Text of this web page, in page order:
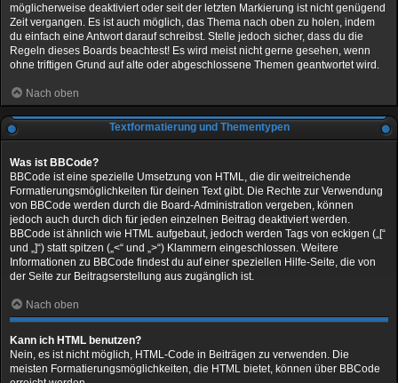
möglicherweise deaktiviert oder seit der letzten Markierung ist nicht genügend
Zeit vergangen. Es ist auch möglich, das Thema nach oben zu holen, indem
du einfach eine Antwort darauf schreibst. Stelle jedoch sicher, dass du die
Regeln dieses Boards beachtest! Es wird meist nicht gerne gesehen, wenn
ohne triftigen Grund auf alte oder abgeschlossene Themen geantwortet wird.
Nach oben
Textformatierung und Thementypen
Was ist BBCode?
BBCode ist eine spezielle Umsetzung von HTML, die dir weitreichende
Formatierungsmöglichkeiten für deinen Text gibt. Die Rechte zur Verwendung
von BBCode werden durch die Board-Administration vergeben, können
jedoch auch durch dich für jeden einzelnen Beitrag deaktiviert werden.
BBCode ist ähnlich wie HTML aufgebaut, jedoch werden Tags von eckigen („[“
und „]“) statt spitzen („<“ und „>“) Klammern eingeschlossen. Weitere
Informationen zu BBCode findest du auf einer speziellen Hilfe-Seite, die von
der Seite zur Beitragserstellung aus zugänglich ist.
Nach oben
Kann ich HTML benutzen?
Nein, es ist nicht möglich, HTML-Code in Beiträgen zu verwenden. Die
meisten Formatierungsmöglichkeiten, die HTML bietet, können über BBCode